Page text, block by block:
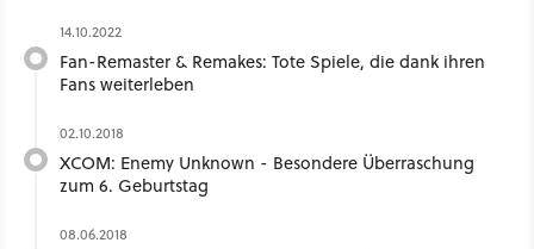
14.10.2022
Fan-Remaster & Remakes: Tote Spiele, die dank ihren
Fans weiterleben
02.10.2018
XCOM: Enemy Unknown - Besondere Überraschung
zum 6. Geburtstag
08.06.2018